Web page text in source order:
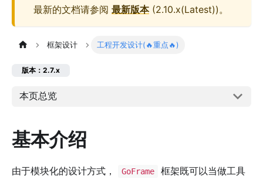
最新的文档请参阅 最新版本(2.10.x(Latest))。
框架设计 工程开发设计(🔥重点🔥)
版本：2.7.x
本页总览
基本介绍
由于模块化的设计方式， GoFrame
框架既可以当做工具